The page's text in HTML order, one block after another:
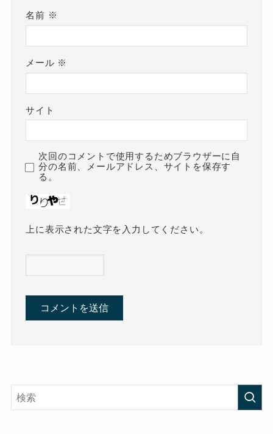
名前 ※
メール ※
サイト
次回のコメントで使用するためブラウザーに自
分の名前、メールアドレス、サイトを保存す
る。
上に表示された文字を入力してください。